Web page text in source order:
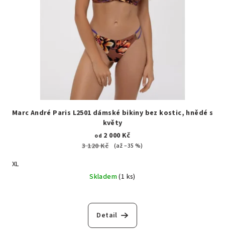
Marc André Paris L2501 dámské bikiny bez kostic, hnědé s
květy
od 2 000 Kč
3 120 Kč
(až –35 %)
XL
Skladem(1 ks)
Detail